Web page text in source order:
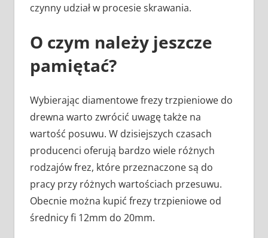
czynny udział w procesie skrawania.
O czym należy jeszcze
pamiętać?
Wybierając diamentowe frezy trzpieniowe do
drewna warto zwrócić uwagę także na
wartość posuwu. W dzisiejszych czasach
producenci oferują bardzo wiele różnych
rodzajów frez, które przeznaczone są do
pracy przy różnych wartościach przesuwu.
Obecnie można kupić frezy trzpieniowe od
średnicy fi 12mm do 20mm.